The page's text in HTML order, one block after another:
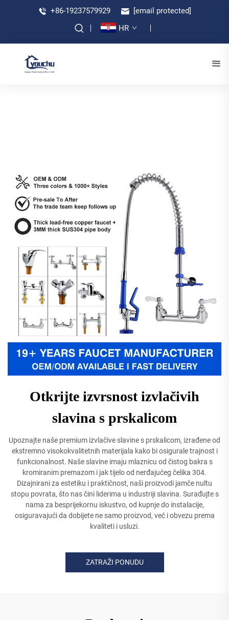
+86-19237579929
[email protected]
HR
Otkrijte izvrsnost izvlačivih
slavina s prskalicom
Upoznajte naše premium izvlačive slavine s prskalicom, izrađene od
ekstremno visokokvalitetnih materijala kako bi osigurale trajnost i
funkcionalnost. Naše slavine imaju mlaznicu od čistog bakra s
kromiranim premazom i jak tijelo od nerđajućeg čelika 304.
Dizajnirani za estetiku i praktičnost, naši proizvodi jamče nultu
stopu povrata, što nas čini liderima u industriji slavina. Surađujte s
nama za besprijekornu iskustvo, od kupnje do instalacije,
osiguravajući da dobijete ne samo proizvod, već i obvezu prema
kvaliteti i usluzi.
ZATRAŽI PONUDU